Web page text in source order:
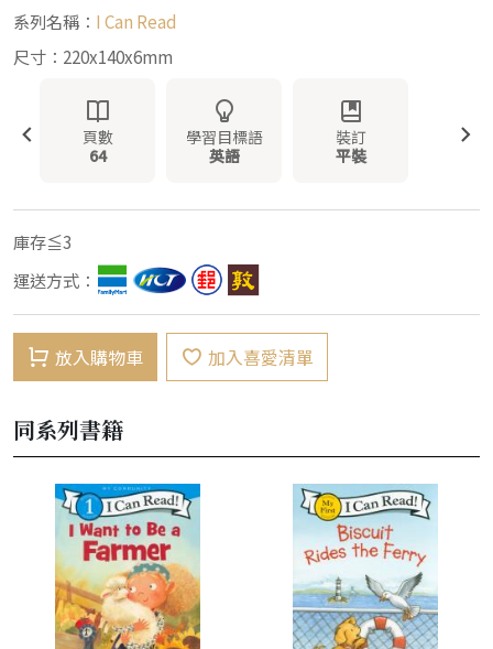
系列名稱： I Can Read
尺寸：220x140x6mm
頁數
64
學習目標語
英語
裝訂
平裝
庫存≦3
運送方式：
放入購物車 加入喜愛清單
同系列書籍